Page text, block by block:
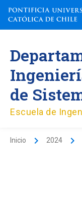
contenido
de
Escuela de
Inicio 2024